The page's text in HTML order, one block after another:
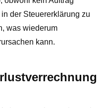
der Steuererklärung zu
was wiederum
kann.